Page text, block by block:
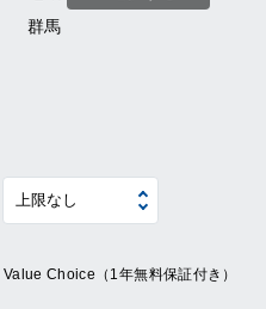
群馬
Value Choice（1年無料保証付き）